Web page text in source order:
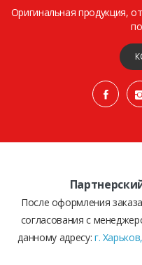
Оригинальная продукция,
После оформления
согласования с
данному адресу: г.